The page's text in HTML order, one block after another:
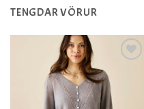
TENGDAR VÖRUR
Setja á
óskalista